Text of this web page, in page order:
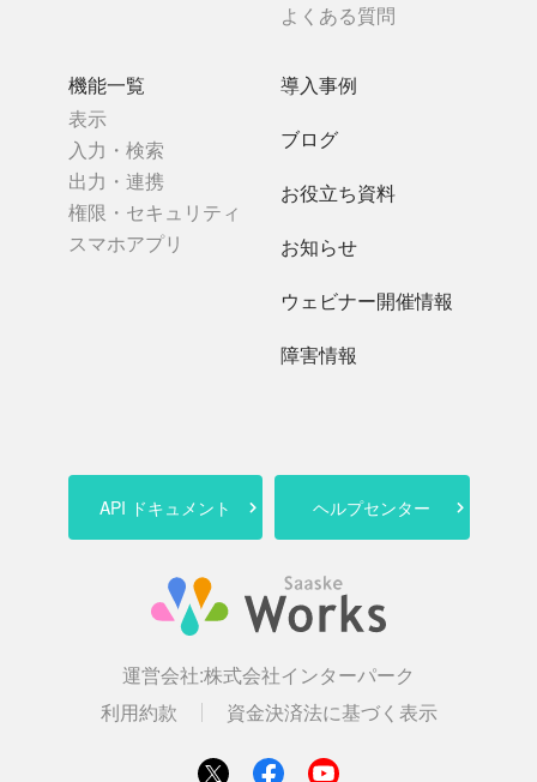
機能一覧
表示
入力・検索
出力・連携
権限・セキュリティ
スマホアプリ
よくある質問
導入事例
ブログ
お役立ち資料
お知らせ
ウェビナー開催情報
障害情報
API ドキュメント ヘルプセンター
運営会社:株式会社インターパーク
利用約款
資金決済法に基づく表示